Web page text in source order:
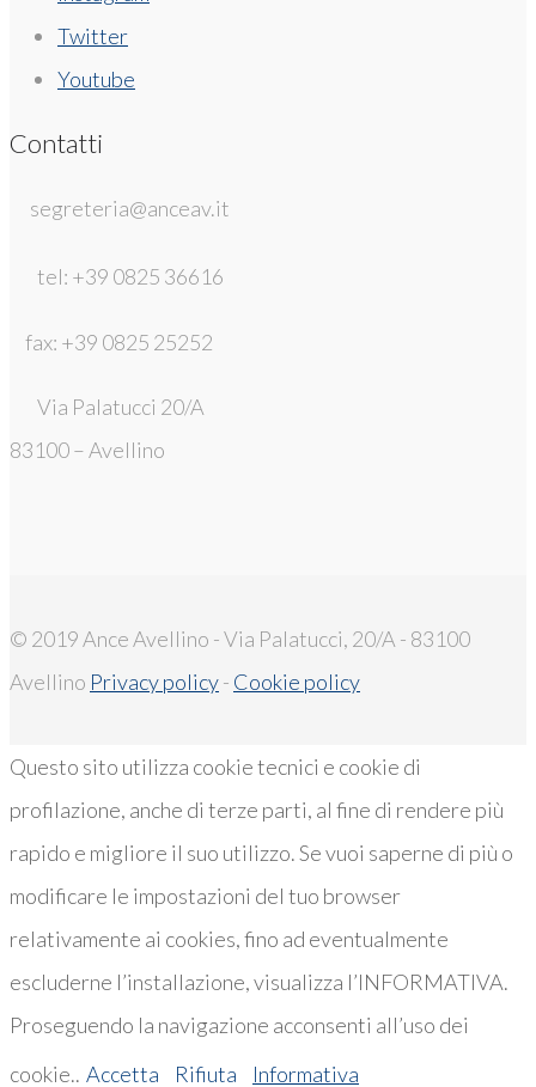
Twitter
Youtube
Contatti
segreteria@anceav.it
tel: +39 0825 36616
fax: +39 0825 25252
Via Palatucci 20/A
83100 – Avellino
© 2019 Ance Avellino - Via Palatucci, 20/A - 83100
Avellino Privacy policy- Cookie policy
Questo sito utilizza cookie tecnici e cookie di
profilazione, anche di terze parti, al fine di rendere più
rapido e migliore il suo utilizzo. Se vuoi saperne di più o
modificare le impostazioni del tuo browser
relativamente ai cookies, fino ad eventualmente
escluderne l’installazione, visualizza l’INFORMATIVA.
Proseguendo la navigazione acconsenti all’uso dei
cookie.. Accetta Rifiuta Informativa